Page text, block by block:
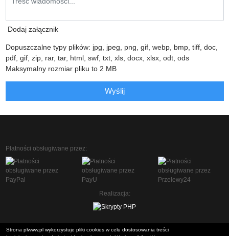
Dodaj załącznik
Dopuszczalne typy plików: jpg, jpeg, png, gif, webp, bmp, tiff, doc,
pdf, gif, zip, rar, tar, html, swf, txt, xls, docx, xlsx, odt, ods
Maksymalny rozmiar pliku to 2 MB
Wyślij
Płatności obsługiwane przez:
Realizacja:
Strona plwww.pl wykorzystuje pliki cookies w celu dostosowania treści